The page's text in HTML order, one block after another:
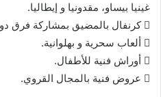
غينيا بيساو، مقدونيا و إيطاليا.
 كرنفال بالمضيق بمشاركة فرق دولية.
 ألعاب سحرية و بهلوانية.
 أوراش فنية للأطفال.
 عروض فنية بالمجال القروي.